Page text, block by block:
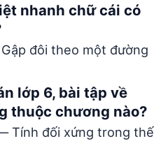
nhanh chữ cái có
đôi theo một đường
lớp 6, bài tập về
thuộc chương nào?
Tính đối xứng trong thế